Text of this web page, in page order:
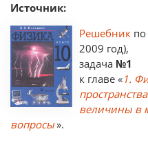
Источник:
Решебник
2009 год),
задача №1
к главе «1.
величины в
вопросы».